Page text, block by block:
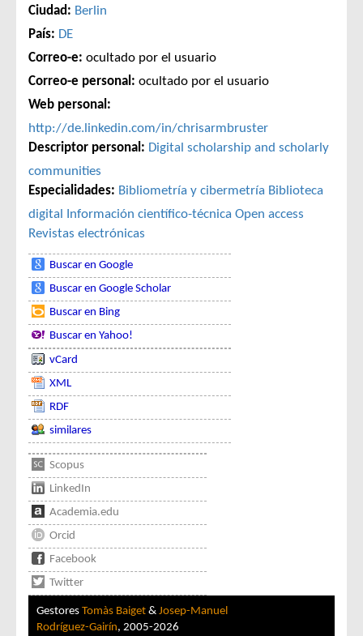
Ciudad: Berlin
País: DE
Correo-e: ocultado por el usuario
Correo-e personal: ocultado por el usuario
Web personal:
http://de.linkedin.com/in/chrisarmbruster
Descriptor personal: Digital scholarship and scholarly
communities
Especialidades: Bibliometría y cibermetría Biblioteca
digital
Información científico-técnica Open access
Revistas electrónicas
Buscar en Google
Buscar en Google Scholar
Buscar en Bing
Buscar en Yahoo!
vCard
XML
RDF
similares
Scopus
LinkedIn
Academia.edu
Orcid
Facebook
Twitter
Gestores Tomàs Baiget & Josep-Manuel
Rodríguez-Gairín, 2005-2026